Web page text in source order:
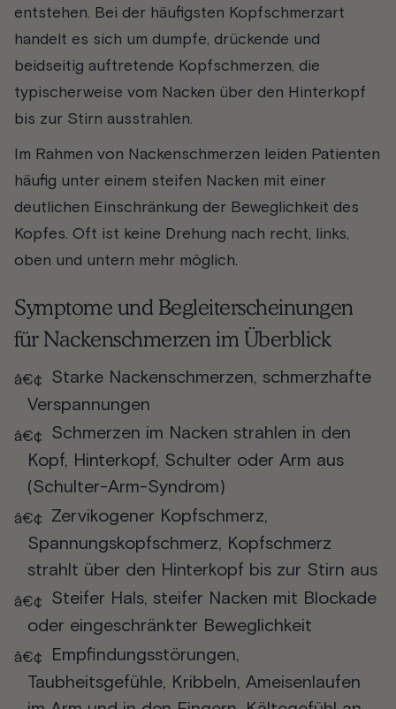
entstehen. Bei der häufigsten Kopfschmerzart
handelt es sich um dumpfe, drückende und
beidseitig auftretende Kopfschmerzen, die
typischerweise vom Nacken über den Hinterkopf
bis zur Stirn ausstrahlen.
Im Rahmen von Nackenschmerzen leiden Patienten
häufig unter einem steifen Nacken mit einer
deutlichen Einschränkung der Beweglichkeit des
Kopfes. Oft ist keine Drehung nach recht, links,
oben und untern mehr möglich.
Symptome und Begleiterscheinungen
für Nackenschmerzen im Überblick
Starke Nackenschmerzen, schmerzhafte
Verspannungen
Schmerzen im Nacken strahlen in den
Kopf, Hinterkopf, Schulter oder Arm aus
(Schulter-Arm-Syndrom)
Zervikogener Kopfschmerz,
Spannungskopfschmerz, Kopfschmerz
strahlt über den Hinterkopf bis zur Stirn aus
Steifer Hals, steifer Nacken mit Blockade
oder eingeschränkter Beweglichkeit
Empfindungsstörungen,
Taubheitsgefühle, Kribbeln, Ameisenlaufen